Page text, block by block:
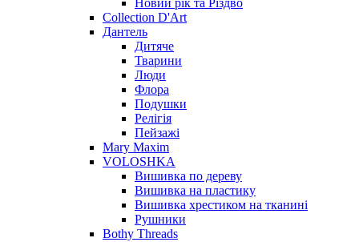
Collection D'Art
Дантель
Дитяче
Тварини
Люди
Флора
Подушки
Релігія
Пейзажі
Mary Maxim
VOLOSHKA
Вишивка по дереву
Вишивка на пластику
Вишивка хрестиком на тканині
Рушники
Bothy Threads